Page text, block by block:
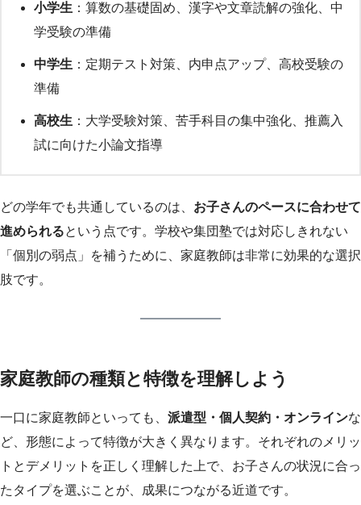
小学生 ：算数の基礎固め、漢字や文章読解の強化、中
学受験の準備
中学生 ：定期テスト対策、内申点アップ、高校受験の
準備
高校生 ：大学受験対策、苦手科目の集中強化、推薦入
試に向けた小論文指導
どの学年でも共通しているのは、 お子さんのペースに合わせて
進められるという点です。学校や集団塾では対応しきれない
「個別の弱点」を補うために、家庭教師は非常に効果的な選択
肢です。
家庭教師の種類と特徴を理解しよう
一口に家庭教師といっても、 派遣型・個人契約・オンラインな
ど、形態によって特徴が大きく異なります。それぞれのメリッ
トとデメリットを正しく理解した上で、お子さんの状況に合っ
たタイプを選ぶことが、成果につながる近道です。